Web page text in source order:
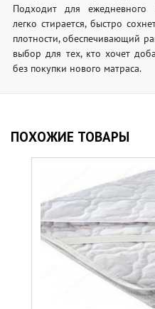
Подходит для ежедневного
легко стирается, быстро
плотности, обеспечивающий
выбор для тех, кто хочет
без покупки нового матраса.
ПОХОЖИЕ ТОВАРЫ